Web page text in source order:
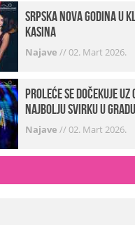
Srpska Nova godina u
Kasina
Najave //02. Mart 2026.
Proleće se dočekuje uz
najbolju svirku u gradu
Najave //02. Mart 2026.